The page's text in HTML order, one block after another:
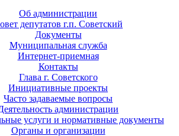
Об администрации
депутатов г.п. Советский
Документы
Муниципальная служба
Интернет-приемная
Контакты
Глава г. Советского
Инициативные проекты
Часто задаваемые вопросы
администрации
услуги и нормативные документы
Органы и организации